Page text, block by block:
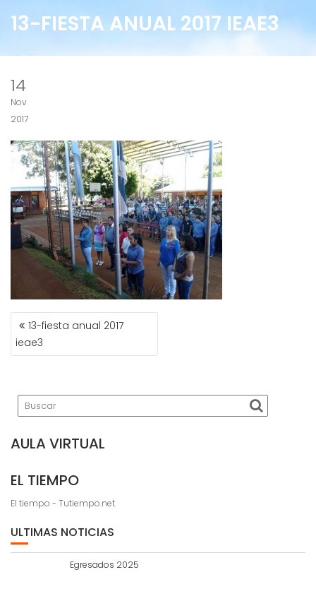
13-FIESTA ANUAL 2017 IEAE3
14
Nov
2017
NAVEGACIÓN
DE
ENTRADAS
13-fiesta anual 2017
ieae3
AULA VIRTUAL
EL TIEMPO
El tiempo - Tutiempo.net
ULTIMAS NOTICIAS
Egresados 2025